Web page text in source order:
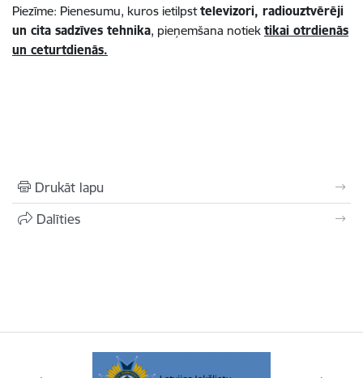
Piezīme: Pienesumu, kuros ietilpsttelevizori, radiouztvērēji
un cita sadzīves tehnika, pieņemšana notiek tikai otrdienās
un ceturtdienās.
Drukāt lapu
Dalīties